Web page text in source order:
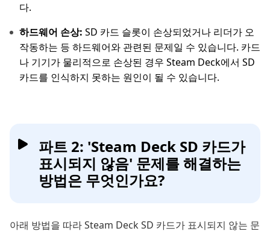
다.
하드웨어 손상: SD 카드 슬롯이 손상되었거나 리더가 오
작동하는 등 하드웨어와 관련된 문제일 수 있습니다. 카드
나 기기가 물리적으로 손상된 경우 Steam Deck에서 SD
카드를 인식하지 못하는 원인이 될 수 있습니다.
파트 2: 'Steam Deck SD 카드가
표시되지 않음' 문제를 해결하는
방법은 무엇인가요?
아래 방법을 따라 Steam Deck SD 카드가 표시되지 않는 문